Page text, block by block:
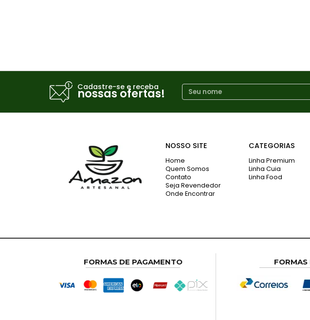
Cadastre-se e receba
nossas ofertas!
NOSSO SITE
Home
Quem Somos
Contato
Seja Revendedor
Onde Encontrar
CATEGORIAS
Linha Premium
Linha Cuia
Linha Food
FORMAS DE PAGAMENTO FORMAS